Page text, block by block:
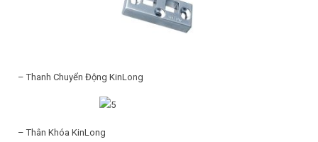
– Thanh Chuyển Động KinLong
– Thân Khóa KinLong